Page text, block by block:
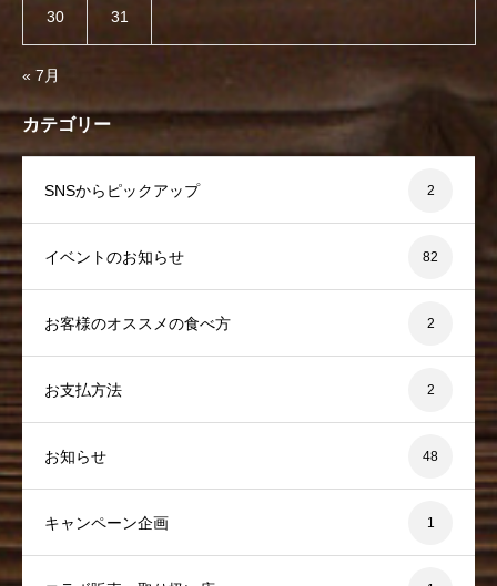
30 31
« 7月
カテゴリー
SNSからピックアップ 2
イベントのお知らせ 82
お客様のオススメの食べ方 2
お支払方法 2
お知らせ 48
キャンペーン企画 1